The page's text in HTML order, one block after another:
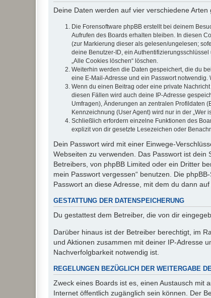
Deine Daten werden auf vier verschiedene Arten
Die Forensoftware phpBB erstellt bei deinem
Aufrufen des Boards erhalten bleiben. In diesen
(zur Markierung dieser als gelesen/ungelesen;
deine Benutzer-ID, ein
„Alle Cookies löschen“ löschen.
Weiterhin werden die Daten gespeichert, die du
eine E-Mail-Adresse und ein Passwort
Wenn du einen Beitrag oder eine private
diesen Fällen wird auch deine IP-Adresse
Umfragen), Änderungen an zentralen Profildaten
Kennzeichnung (User Agent) wird nur in der „Wer
Schließlich erfordern einzelne Funktionen des
explizit von dir gesetzte Lesezeichen oder
Dein Passwort wird mit einer Einwege-
Webseiten zu verwenden. Das Passwort ist
Betreibers, von phpBB Limited oder ein Dritter
mein Passwort vergessen“ benutzen. Die
Passwort an diese Adresse, mit dem du dann
GESTATTUNG DER DATENSPEICHERUNG
Du gestattest dem Betreiber, die von dir
Darüber hinaus ist der Betreiber berechtigt, im
und Aktionen zusammen mit deiner IP-Adresse
Nachverfolgbarkeit notwendig ist.
REGELUNGEN BEZÜGLICH DER WEITERGABE
Zweck eines Boards ist es, einen Austausch mit
Internet öffentlich zugänglich sein können. Der